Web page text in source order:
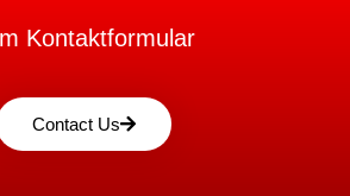
Kontaktformular
Contact Us